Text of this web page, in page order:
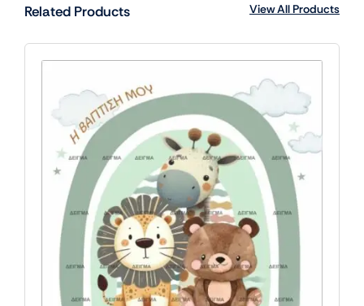
Related Products View All Products